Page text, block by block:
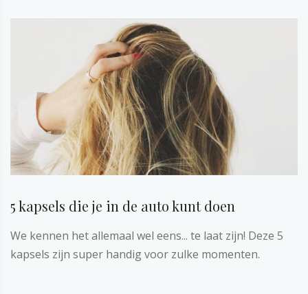
5 kapsels die je in de auto kunt doen
We kennen het allemaal wel eens... te laat zijn! Deze 5
kapsels zijn super handig voor zulke momenten.